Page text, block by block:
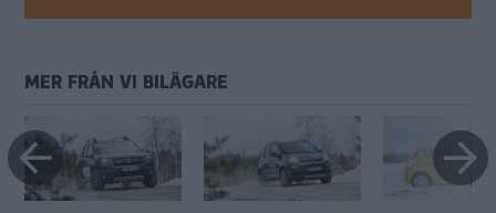
MER FRÅN VI BILÄGARE